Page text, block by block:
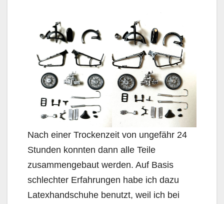
Nach einer Trockenzeit von ungefähr 24
Stunden konnten dann alle Teile
zusammengebaut werden. Auf Basis
schlechter Erfahrungen habe ich dazu
Latexhandschuhe benutzt, weil ich bei